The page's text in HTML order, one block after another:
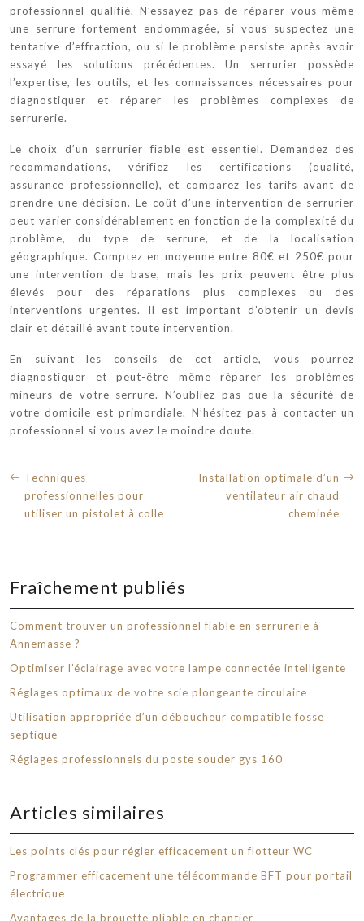
professionnel qualifié. N’essayez pas de réparer vous-même
une serrure fortement endommagée, si vous suspectez une
tentative d’effraction, ou si le problème persiste après avoir
essayé les solutions précédentes. Un serrurier possède
l’expertise, les outils, et les connaissances nécessaires pour
diagnostiquer et réparer les problèmes complexes de
serrurerie.
Le choix d’un serrurier fiable est essentiel. Demandez des
recommandations, vérifiez les certifications (qualité,
assurance professionnelle), et comparez les tarifs avant de
prendre une décision. Le coût d’une intervention de serrurier
peut varier considérablement en fonction de la complexité du
problème, du type de serrure, et de la localisation
géographique. Comptez en moyenne entre 80€ et 250€ pour
une intervention de base, mais les prix peuvent être plus
élevés pour des réparations plus complexes ou des
interventions urgentes. Il est important d’obtenir un devis
clair et détaillé avant toute intervention.
En suivant les conseils de cet article, vous pourrez
diagnostiquer et peut-être même réparer les problèmes
mineurs de votre serrure. N’oubliez pas que la sécurité de
votre domicile est primordiale. N’hésitez pas à contacter un
professionnel si vous avez le moindre doute.
Techniques
professionnelles pour
utiliser un pistolet à colle
Installation optimale d’un
ventilateur air chaud
cheminée
Fraîchement publiés
Comment trouver un professionnel fiable en serrurerie à
Annemasse ?
Optimiser l’éclairage avec votre lampe connectée intelligente
Réglages optimaux de votre scie plongeante circulaire
Utilisation appropriée d’un déboucheur compatible fosse
septique
Réglages professionnels du poste souder gys 160
Articles similaires
Les points clés pour régler efficacement un flotteur WC
Programmer efficacement une télécommande BFT pour portail
électrique
Avantages de la brouette pliable en chantier